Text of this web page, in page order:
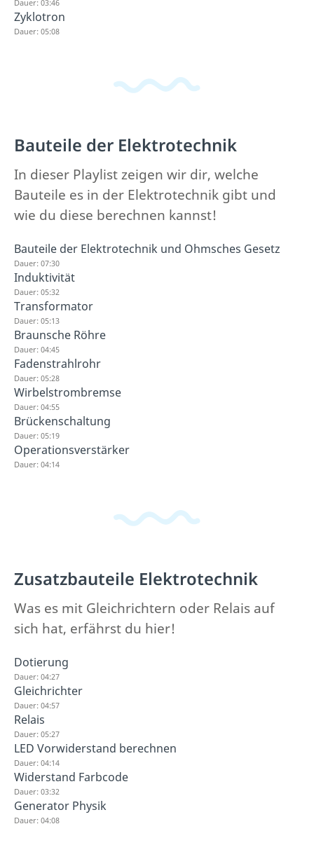
Dauer: 03:46
Zyklotron
Dauer: 05:08
Bauteile der Elektrotechnik
In dieser Playlist zeigen wir dir, welche
Bauteile es in der Elektrotechnik gibt und
wie du diese berechnen kannst!
Bauteile der Elektrotechnik und Ohmsches Gesetz
Dauer: 07:30
Induktivität
Dauer: 05:32
Transformator
Dauer: 05:13
Braunsche Röhre
Dauer: 04:45
Fadenstrahlrohr
Dauer: 05:28
Wirbelstrombremse
Dauer: 04:55
Brückenschaltung
Dauer: 05:19
Operationsverstärker
Dauer: 04:14
Zusatzbauteile Elektrotechnik
Was es mit Gleichrichtern oder Relais auf
sich hat, erfährst du hier!
Dotierung
Dauer: 04:27
Gleichrichter
Dauer: 04:57
Relais
Dauer: 05:27
LED Vorwiderstand berechnen
Dauer: 04:14
Widerstand Farbcode
Dauer: 03:32
Generator Physik
Dauer: 04:08